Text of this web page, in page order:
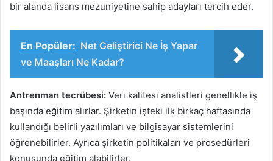
bir alanda lisans mezuniyetine sahip adayları tercih eder.
En Popüler: Net Geliştirici Ne İş Yapar
ve Maaşları Ne Kadar?
Antrenman tecrübesi: Veri kalitesi analistleri genellikle iş
başında eğitim alırlar. Şirketin işteki ilk birkaç haftasında
kullandığı belirli yazılımları ve bilgisayar sistemlerini
öğrenebilirler. Ayrıca şirketin politikaları ve prosedürleri
konusunda eğitim alabilirler.